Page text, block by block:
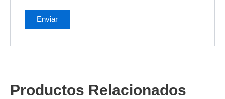
Productos Relacionados